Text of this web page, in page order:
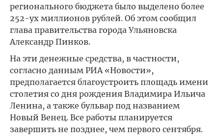
регионального бюджета было выделено более
252-ух миллионов рублей. Об этом сообщил
глава правительства города Ульяновска
Александр Пинков.
На эти денежные средства, в частности,
согласно данным РИА «Новости»,
предполагается благоустроить площадь имени
столетия со дня рождения Владимира Ильича
Ленина, а также бульвар под названием
Новый Венец. Все работы планируется
завершить не позднее, чем первого сентября.